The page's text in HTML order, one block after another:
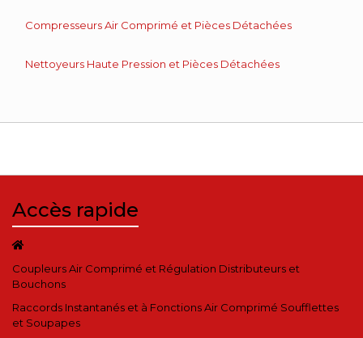
Compresseurs Air Comprimé et Pièces Détachées
Nettoyeurs Haute Pression et Pièces Détachées
Accès rapide
Coupleurs Air Comprimé et Régulation Distributeurs et
Bouchons
Raccords Instantanés et à Fonctions Air Comprimé Soufflettes
et Soupapes